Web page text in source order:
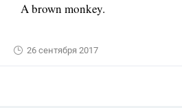
A brown monkey.
26 сентября 2017